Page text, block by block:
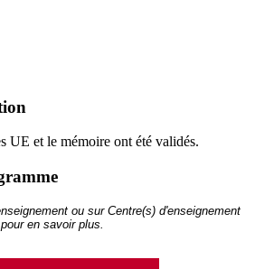
UE et le mémoire ont été validés.
ou sur Centre(s) d'enseignement
pour en savoir plus.